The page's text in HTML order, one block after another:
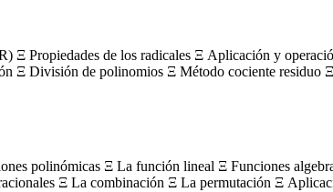
Ξ Propiedades de los radicales Ξ Aplicación y
Ξ División de polinomios Ξ Método cociente residuo
polinómicas Ξ La función lineal Ξ Funciones
Ξ La combinación Ξ La permutación Ξ